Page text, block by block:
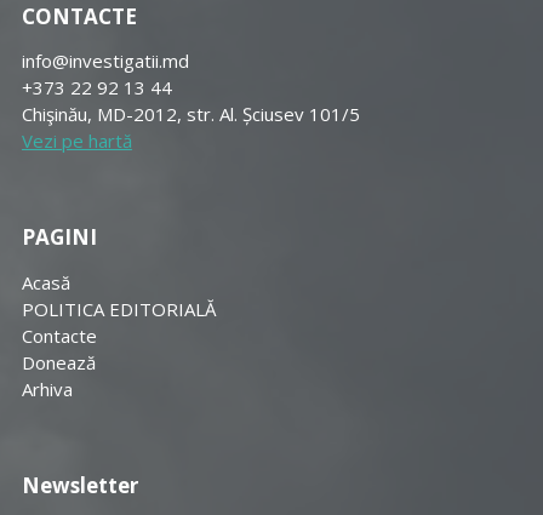
CONTACTE
info@investigatii.md
+373 22 92 13 44
Chişinău, MD-2012, str. Al. Șciusev 101/5
Vezi pe hartă
PAGINI
Acasă
POLITICA EDITORIALĂ
Contacte
Donează
Arhiva
Newsletter